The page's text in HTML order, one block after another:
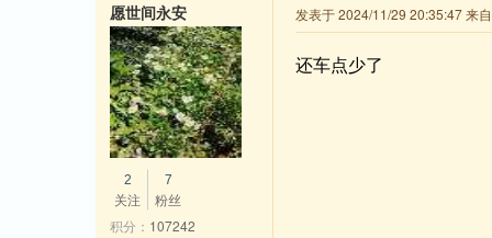
发表于 2024/11/29 20:35:47 来
还车点少了
愿世间永安
2
关注
7
粉丝
积分： 107242